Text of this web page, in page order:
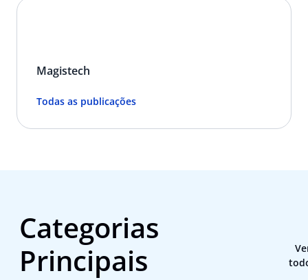
Magistech
Todas as publicações
Categorias
Principais